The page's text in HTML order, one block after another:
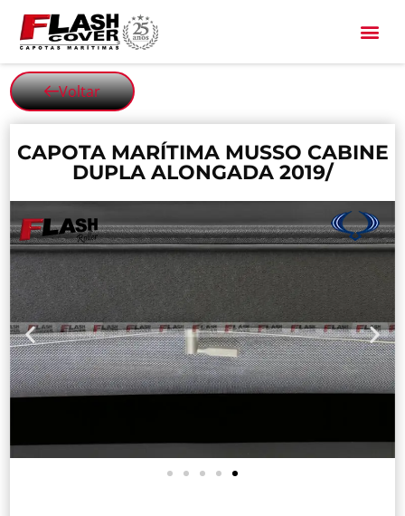
Voltar
CAPOTA MARÍTIMA MUSSO CABINE
DUPLA ALONGADA 2019/